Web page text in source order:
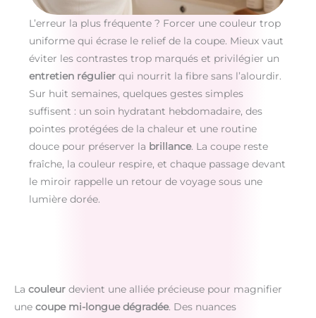
L’erreur la plus fréquente ? Forcer une couleur trop
uniforme qui écrase le relief de la coupe. Mieux vaut
éviter les contrastes trop marqués et privilégier un
entretien régulierqui nourrit la fibre sans l’alourdir.
Sur huit semaines, quelques gestes simples
suffisent : un soin hydratant hebdomadaire, des
pointes protégées de la chaleur et une routine
douce pour préserver la brillance. La coupe reste
fraîche, la couleur respire, et chaque passage devant
le miroir rappelle un retour de voyage sous une
lumière dorée.
La couleur devient une alliée précieuse pour magnifier
une coupe mi-longue dégradée. Des nuances